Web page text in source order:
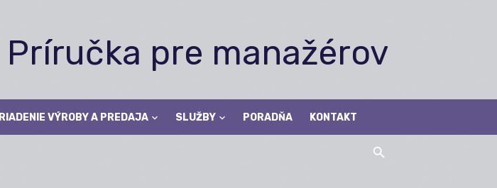
Príručka pre manažérov
RIADENIE VÝROBY A PREDAJA SLUŽBY PORADŇA KONTAKT